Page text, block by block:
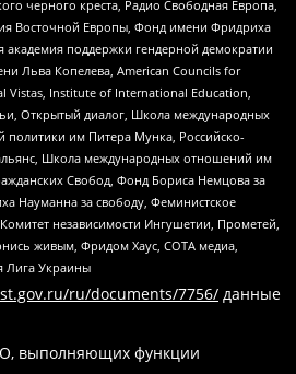
черного креста, Радио Свободная Европа,
Восточной Европы, Фонд имени Фридриха
академия поддержки гендерной демократии
Льва Копелева, American Councils for
Vistas, Institute of International Education,
Открытый диалог, Школа международных
политики им Питера Мунка, Российско-
Школа международных отношений им
Свобод, Фонд Бориса Немцова за
Науманна за свободу, Феминистское
независимости Ингушетии, Прометей,
живым, Фридом Хаус, СОТА медиа,
Лига Украины
ru/documents/7756/ данные
выполняющих функции